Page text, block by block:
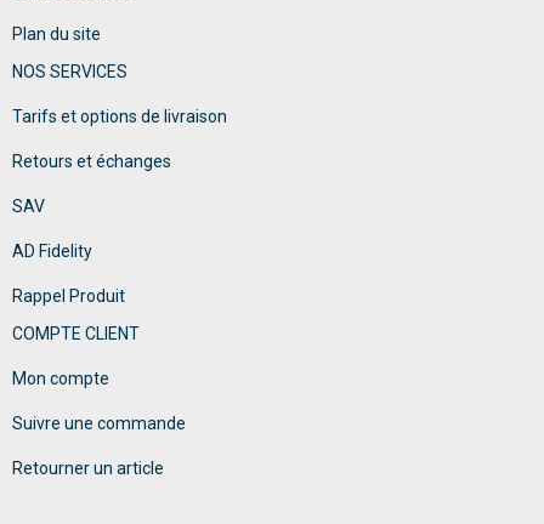
Plan du site
NOS SERVICES
Tarifs et options de livraison
Retours et échanges
SAV
AD Fidelity
Rappel Produit
COMPTE CLIENT
Mon compte
Suivre une commande
Retourner un article